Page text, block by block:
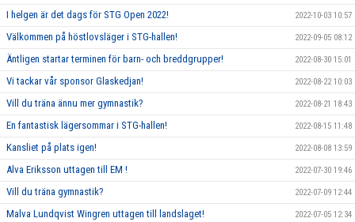
I helgen är det dags för STG Open 2022! 2022-10-03 10:57
Välkommen på höstlovsläger i STG-hallen! 2022-09-05 08:12
Äntligen startar terminen för barn- och breddgrupper! 2022-08-30 15:01
Vi tackar vår sponsor Glaskedjan! 2022-08-22 10:03
Vill du träna ännu mer gymnastik? 2022-08-21 18:43
En fantastisk lägersommar i STG-hallen! 2022-08-15 11:48
Kansliet på plats igen! 2022-08-08 13:59
Alva Eriksson uttagen till EM ! 2022-07-30 19:46
Vill du träna gymnastik? 2022-07-09 12:44
Malva Lundqvist Wingren uttagen till landslaget! 2022-07-05 12:34